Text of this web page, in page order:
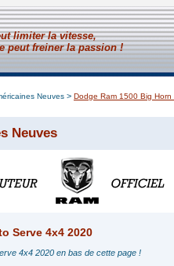
limiter la vitesse,
peut freiner la passion !
Neuves > Dodge Ram 1500 Big
Neuves
Serve 4x4 2020
4x4 2020 en bas de cette page !